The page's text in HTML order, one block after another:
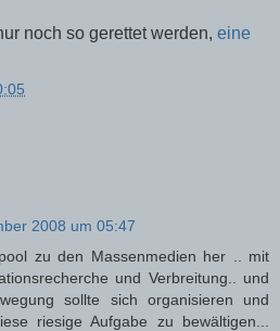
noch so gerettet werden, eine
2008 um 05:47
zu den Massenmedien her .. mit
und Verbreitung.. und
sollte sich organisieren und
riesige Aufgabe zu bewältigen...